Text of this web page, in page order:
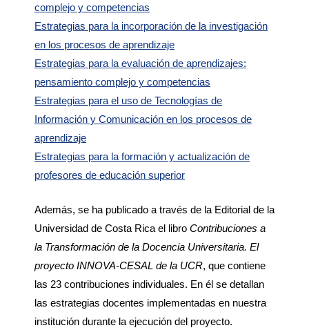
complejo y competencias
Estrategias para la incorporación de la investigación
en los procesos de aprendizaje
Estrategias para la evaluación de aprendizajes:
pensamiento complejo y competencias
Estrategias para el uso de Tecnologías de
Información y Comunicación en los procesos de
aprendizaje
Estrategias para la formación y actualización de
profesores de educación superior
Además, se ha publicado a través de la Editorial de la
Universidad de Costa Rica el libro Contribuciones a
la Transformación de la Docencia Universitaria. El
proyecto INNOVA-CESAL de la UCR, que contiene
las 23 contribuciones individuales. En él se detallan
las estrategias docentes implementadas en nuestra
institución durante la ejecución del proyecto.